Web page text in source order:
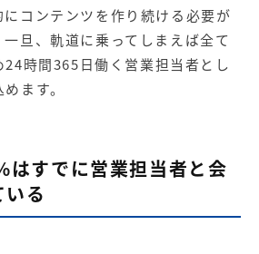
コンテンツを作り続ける必要が
旦、軌道に乗ってしまえば全て
時間365日働く営業担当者とし
ます。
はすでに営業担当者と会
る